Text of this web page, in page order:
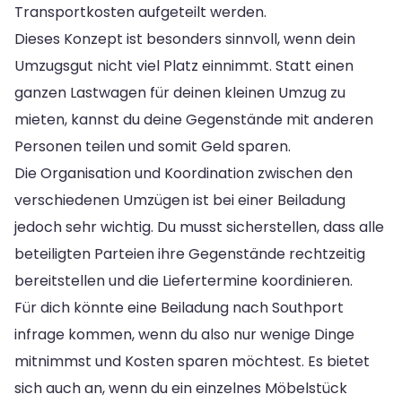
Transportkosten aufgeteilt werden.
Dieses Konzept ist besonders sinnvoll, wenn dein
Umzugsgut nicht viel Platz einnimmt. Statt einen
ganzen Lastwagen für deinen kleinen Umzug zu
mieten, kannst du deine Gegenstände mit anderen
Personen teilen und somit Geld sparen.
Die Organisation und Koordination zwischen den
verschiedenen Umzügen ist bei einer Beiladung
jedoch sehr wichtig. Du musst sicherstellen, dass alle
beteiligten Parteien ihre Gegenstände rechtzeitig
bereitstellen und die Liefertermine koordinieren.
Für dich könnte eine Beiladung nach Southport
infrage kommen, wenn du also nur wenige Dinge
mitnimmst und Kosten sparen möchtest. Es bietet
sich auch an, wenn du ein einzelnes Möbelstück